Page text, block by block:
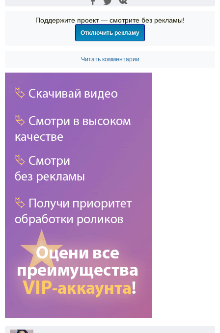
Поддержите проект — смотрите без рекламы!
Отключить рекламу
Читать комментарии